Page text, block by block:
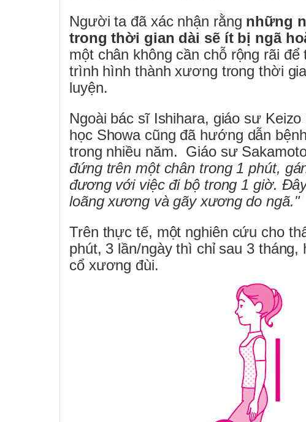
Người ta đã xác nhận rằng những
trong thời gian dài sẽ ít bị ngã
một chân không cần chỗ rộng rãi
trình hình thành xương trong thời
luyện.
Ngoài bác sĩ Ishihara, giáo sư
học Showa cũng đã hướng dẫn
trong nhiều năm. Giáo sư
đứng trên một chân trong 1 phút,
đương với việc đi bộ trong 1 giờ.
loãng xương và gãy xương do ngã."
Trên thực tế, một nghiên cứu cho
phút, 3 lần/ngày thì chỉ sau 3
cổ xương đùi.